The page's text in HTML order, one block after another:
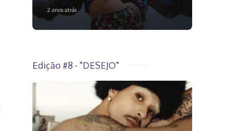
2 anos atrás
Edição #8 - "DESEJO"